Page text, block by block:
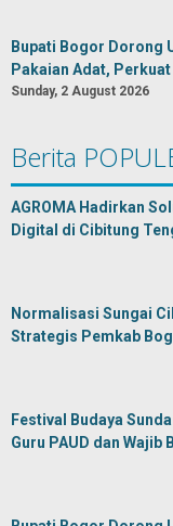
Bupati Bogor Dorong
Pakaian Adat,
Sunday, 2 August 2026
Berita
AGROMA Hadirkan
Digital di Cibitung
Normalisasi Sungai
Strategis Pemkab
Festival Budaya
Guru PAUD dan Wajib